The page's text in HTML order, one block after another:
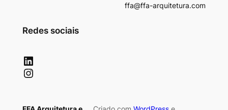
ffa@ffa-arquitetura.com
Redes sociais
LinkedIn
Instagram